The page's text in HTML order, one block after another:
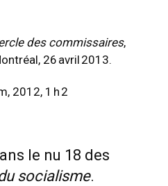
des commissaires,
26 avril 2013.
2012, 1 h 2
le nu 18 des
socialisme.